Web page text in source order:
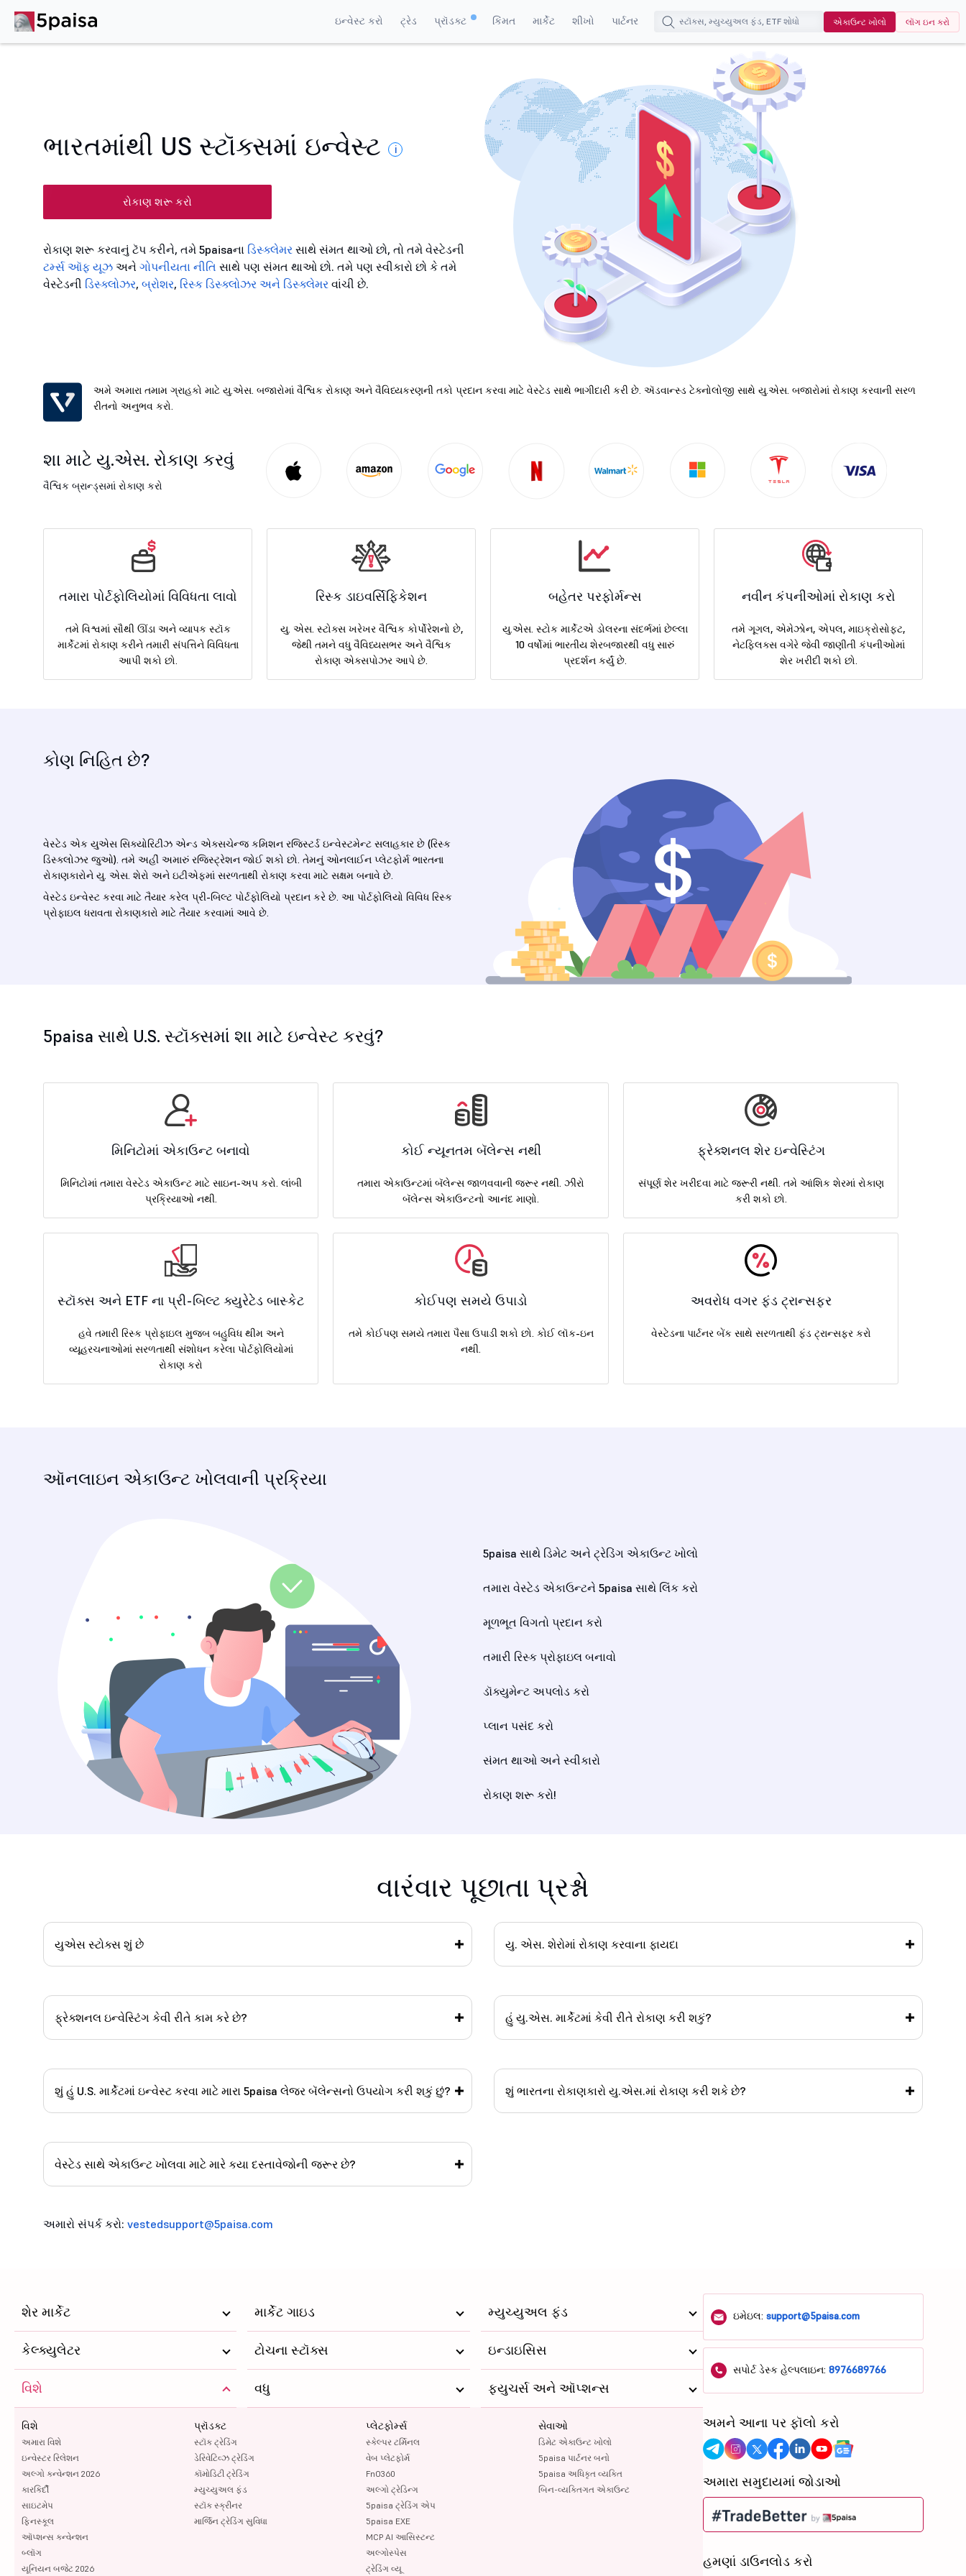
ઇન્વેસ્ટ કરો ટ્રેડ પ્રૉડક્ટ કિંમત માર્કેટ શીખો પાર્ટનર એકાઉન્ટ ખોલો લૉગ ઇન કરો
ભારતમાંથી US સ્ટૉક્સમાં ઇન્વેસ્ટ i
રોકાણ શરૂ કરો
રોકાણ શરૂ કરવાનું ટૅપ કરીને, તમે 5paisaના ડિસ્ક્લેમર સાથે સંમત થાઓ છો, તો તમે વેસ્ટેડની
ટર્મ્સ ઑફ યૂઝ અને ગોપનીયતા નીતિ સાથે પણ સંમત થાઓ છો. તમે પણ સ્વીકારો છો કે તમે
વેસ્ટેડની ડિસ્ક્લોઝર, બ્રોશર, રિસ્ક ડિસ્ક્લોઝર અને ડિસ્ક્લેમર વાંચી છે.
અમે અમારા તમામ ગ્રાહકો માટે યુ.એસ. બજારોમાં વૈશ્વિક રોકાણ અને વૈવિધ્યકરણની તકો પ્રદાન કરવા માટે વેસ્ટેડ સાથે ભાગીદારી કરી છે. ઍડવાન્સ્ડ ટેક્નોલોજી સાથે યુ.એસ. બજારોમાં રોકાણ કરવાની સરળ
રીતનો અનુભવ કરો.
શા માટે યુ.એસ. રોકાણ કરવું
વૈશ્વિક બ્રાન્ડ્સમાં રોકાણ કરો
તમારા પોર્ટફોલિયોમાં વિવિધતા લાવો
તમે વિશ્વમાં સૌથી ઊંડા અને વ્યાપક સ્ટૉક
માર્કેટમાં રોકાણ કરીને તમારી સંપત્તિને વિવિધતા
આપી શકો છો.
રિસ્ક ડાઇવર્સિફિકેશન
યુ. એસ. સ્ટોક્સ ખરેખર વૈશ્વિક કોર્પોરેશનો છે,
જેથી તમને વધુ વૈવિધ્યસભર અને વૈશ્વિક
રોકાણ એક્સપોઝર આપે છે.
બહેતર પરફોર્મન્સ
યુ.એસ. સ્ટોક માર્કેટએ ડોલરના સંદર્ભમાં છેલ્લા
10 વર્ષોમાં ભારતીય શેરબજારથી વધુ સારું
પ્રદર્શન કર્યું છે.
નવીન કંપનીઓમાં રોકાણ કરો
તમે ગૂગલ, એમેઝોન, એપલ, માઇક્રોસોફ્ટ,
નેટફ્લિક્સ વગેરે જેવી જાણીતી કંપનીઓમાં
શેર ખરીદી શકો છો.
કોણ નિહિત છે?
વેસ્ટેડ એક યુએસ સિક્યોરિટીઝ એન્ડ એક્સચેન્જ કમિશન રજિસ્ટર્ડ ઇન્વેસ્ટમેન્ટ સલાહકાર છે (રિસ્ક
ડિસ્ક્લોઝર જુઓ). તમે અહીં અમારું રજિસ્ટ્રેશન જોઈ શકો છો. તેમનું ઓનલાઈન પ્લેટફોર્મ ભારતના
રોકાણકારોને યુ. એસ. શેરો અને ઇટીએફમાં સરળતાથી રોકાણ કરવા માટે સક્ષમ બનાવે છે.
વેસ્ટેડ ઇન્વેસ્ટ કરવા માટે તૈયાર કરેલ પ્રી-બિલ્ટ પોર્ટફોલિયો પ્રદાન કરે છે. આ પોર્ટફોલિયો વિવિધ રિસ્ક
પ્રોફાઇલ ધરાવતા રોકાણકારો માટે તૈયાર કરવામાં આવે છે.
5paisa સાથે U.S. સ્ટૉક્સમાં શા માટે ઇન્વેસ્ટ કરવું?
મિનિટોમાં એકાઉન્ટ બનાવો
મિનિટોમાં તમારા વેસ્ટેડ એકાઉન્ટ માટે સાઇન-અપ કરો. લાંબી
પ્રક્રિયાઓ નથી.
કોઈ ન્યૂનતમ બૅલેન્સ નથી
તમારા એકાઉન્ટમાં બૅલેન્સ જાળવવાની જરૂર નથી. ઝીરો
બૅલેન્સ એકાઉન્ટનો આનંદ માણો.
ફ્રેક્શનલ શેર ઇન્વેસ્ટિંગ
સંપૂર્ણ શેર ખરીદવા માટે જરૂરી નથી. તમે આંશિક શેરમાં રોકાણ
કરી શકો છો.
સ્ટૉક્સ અને ETF ના પ્રી-બિલ્ટ ક્યુરેટેડ બાસ્કેટ
હવે તમારી રિસ્ક પ્રોફાઇલ મુજબ બહુવિધ થીમ અને
વ્યૂહરચનાઓમાં સરળતાથી સંશોધન કરેલા પોર્ટફોલિયોમાં
રોકાણ કરો
કોઈપણ સમયે ઉપાડો
તમે કોઈપણ સમયે તમારા પૈસા ઉપાડી શકો છો. કોઈ લૉક-ઇન
નથી.
અવરોધ વગર ફંડ ટ્રાન્સફર
વેસ્ટેડના પાર્ટનર બેંક સાથે સરળતાથી ફંડ ટ્રાન્સફર કરો
ઑનલાઇન એકાઉન્ટ ખોલવાની પ્રક્રિયા
5paisa સાથે ડિમેટ અને ટ્રેડિંગ એકાઉન્ટ ખોલો
તમારા વેસ્ટેડ એકાઉન્ટને 5paisa સાથે લિંક કરો
મૂળભૂત વિગતો પ્રદાન કરો
તમારી રિસ્ક પ્રોફાઇલ બનાવો
ડૉક્યુમેન્ટ અપલોડ કરો
પ્લાન પસંદ કરો
સંમત થાઓ અને સ્વીકારો
રોકાણ શરૂ કરો!
વારંવાર પૂછાતા પ્રશ્નો
યુએસ સ્ટોક્સ શું છે યુ. એસ. શેરોમાં રોકાણ કરવાના ફાયદા
ફ્રેક્શનલ ઇન્વેસ્ટિંગ કેવી રીતે કામ કરે છે? હું યુ.એસ. માર્કેટમાં કેવી રીતે રોકાણ કરી શકું?
શું હું U.S. માર્કેટમાં ઇન્વેસ્ટ કરવા માટે મારા 5paisa લેજર બૅલેન્સનો ઉપયોગ કરી શકું છું? શું ભારતના રોકાણકારો યુ.એસ.માં રોકાણ કરી શકે છે?
વેસ્ટેડ સાથે એકાઉન્ટ ખોલવા માટે મારે કયા દસ્તાવેજોની જરૂર છે?
અમારો સંપર્ક કરો: vestedsupport@5paisa.com
શેર માર્કેટ માર્કેટ ગાઇડ મ્યુચ્યુઅલ ફંડ
કેલ્ક્યુલેટર ટોચના સ્ટૉક્સ ઇન્ડાઇસિસ
વિશે
વિશે
અમારા વિશે
ઇન્વેસ્ટર રિલેશન
અલ્ગો કન્વેન્શન 2026
કારકિર્દી
સાઇટમેપ
ફિનસ્કૂલ
ઑપ્શન્સ કન્વેન્શન
બ્લૉગ
યૂનિયન બજેટ 2026
પ્રૉડક્ટ
સ્ટૉક ટ્રેડિંગ
ડેરિવેટિવ્ઝ ટ્રેડિંગ
કૉમોડિટી ટ્રેડિંગ
મ્યુચ્યુઅલ ફંડ
સ્ટૉક સ્ક્રીનર
માર્જિન ટ્રેડિંગ સુવિધા
પ્લેટફોર્મ્સ
સ્કેલ્પર ટર્મિનલ
વેબ પ્લેટફોર્મ
FnO360
અલ્ગો ટ્રેડિન્ગ
5paisa ટ્રેડિંગ એપ
5paisa EXE
MCP AI આસિસ્ટન્ટ
અલ્ગોસ્પેસ
ટ્રેડિંગ વ્યૂ
સેવાઓ
ડિમેટ એકાઉન્ટ ખોલો
5paisa પાર્ટનર બનો
5paisa અધિકૃત વ્યક્તિ
બિન-વ્યક્તિગત એકાઉન્ટ
વધુ ફ્યુચર્સ અને ઑપ્શન્સ
ઇમેઇલ:support@5paisa.com
સપોર્ટ ડેસ્ક હેલ્પલાઇન:8976689766
અમને આના પર ફૉલો કરો
અમારા સમુદાયમાં જોડાઓ
હમણાં ડાઉનલોડ કરો